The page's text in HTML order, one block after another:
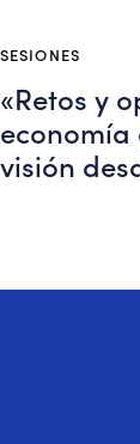
SESIONES
«Retos y
visión